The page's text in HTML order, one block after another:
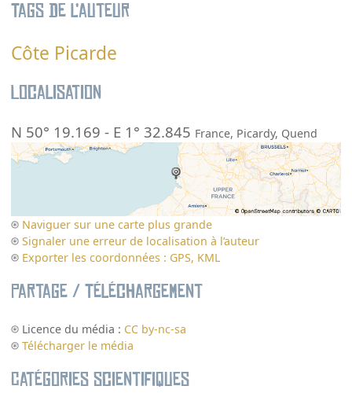
Tags de l’auteur
Côte Picarde
Localisation
N 50° 19.169 - E 1° 32.845 France, Picardy, Quend
Naviguer sur une carte plus grande
Signaler une erreur de localisation à l’auteur
Exporter les coordonnées : GPS, KML
Partage / Téléchargement
Licence du média : CC by-nc-sa
Télécharger le média
Catégories scientifiques